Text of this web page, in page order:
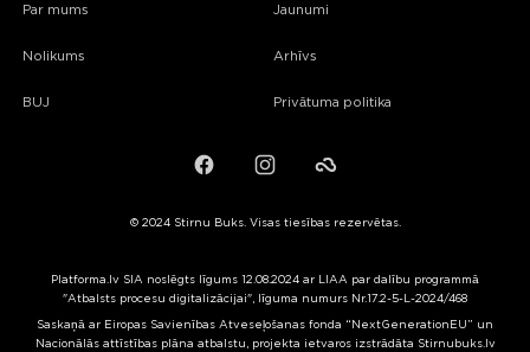
Par mums
Nolikums
BUJ
Jaunumi
Arhīvs
Privātuma politika
FacebookInstagramFailiem.lv
© 2024 Stirnu Buks. Visas tiesības rezervētas.
Platforma.lv SIA noslēgts līgums 12.08.2024 ar LIAA par dalību programmā
"Atbalsts procesu digitalizācijai", līguma numurs Nr.17.2-5-L-2024/468
Saskaņā ar Eiropas Savienības Atveseļošanas fonda “NextGenerationEU” un
Nacionālās attīstības plāna atbalstu, projekta ietvaros izstrādāta Stirnubuks.lv